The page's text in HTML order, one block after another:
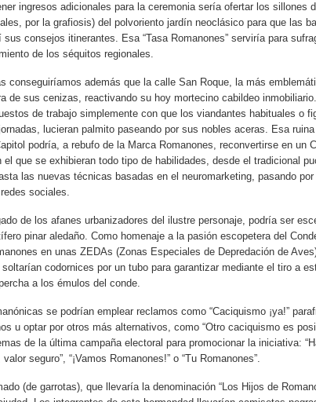
ingresos adicionales para la ceremonia sería ofertar los sillones
por la grafiosis) del polvoriento jardín neoclásico para que las
consejos itinerantes. Esa “Tasa Romanones” serviría para
de los séquitos regionales.
conseguiríamos además que la calle San Roque, la más
de sus cenizas, reactivando su hoy mortecino cabildeo
de trabajo simplemente con que los viandantes habituales o
lucieran palmito paseando por sus nobles aceras. Esa
podría, a rebufo de la Marca Romanones, reconvertirse en un
el que se exhibieran todo tipo de habilidades, desde el tradicional
las nuevas técnicas basadas en el neuromarketing, pasando por
sociales.
de los afanes urbanizadores del ilustre personaje, podría ser
pinar aledaño. Como homenaje a la pasión escopetera del
en unas ZEDAs (Zonas Especiales de Depredación de
codornices por un tubo para garantizar mediante el tiro a
a los émulos del conde.
se podrían emplear reclamos como “Caciquismo ¡ya!”
u optar por otros más alternativos, como “Otro caciquismo es
de la última campaña electoral para promocionar la iniciativa:
seguro”, “¡Vamos Romanones!” o “Tu Romanones”.
(de garrotas), que llevaría la denominación “Los Hijos de